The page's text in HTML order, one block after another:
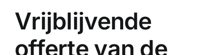
Vrijblijvende
offerte van de